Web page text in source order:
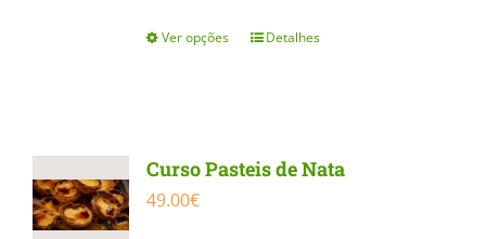
Ver opções
This
variants.
Detalhes
Curso Pasteis de Nata
49.00€